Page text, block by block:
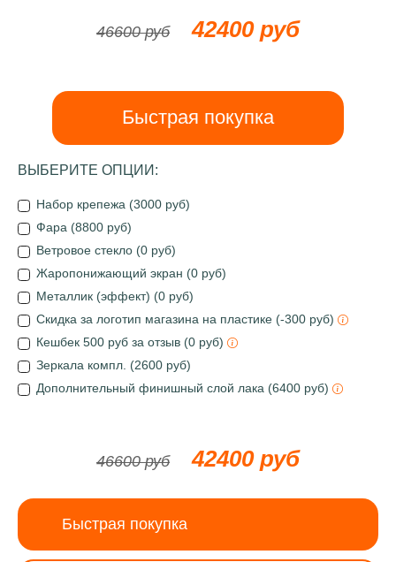
46600 руб 42400 руб
Быстрая покупка
ВЫБЕРИТЕ ОПЦИИ:
Набор крепежа (3000 руб)
Фара (8800 руб)
Ветровое стекло (0 руб)
Жаропонижающий экран (0 руб)
Металлик (эффект) (0 руб)
Скидка за логотип магазина на пластике (-300 руб)
Кешбек 500 руб за отзыв (0 руб)
Зеркала компл. (2600 руб)
Дополнительный финишный слой лака (6400 руб)
46600 руб 42400 руб
Быстрая покупка